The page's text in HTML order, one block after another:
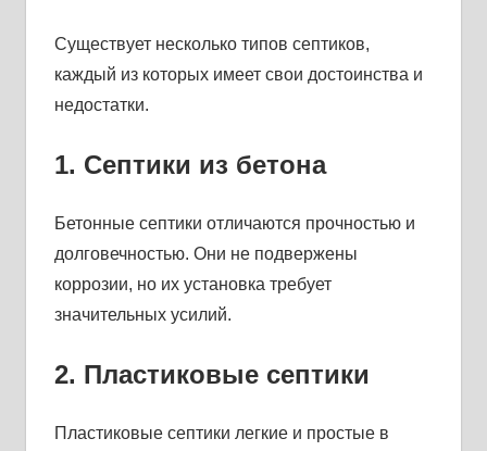
Существует несколько типов септиков,
каждый из которых имеет свои достоинства и
недостатки.
1. Септики из бетона
Бетонные септики отличаются прочностью и
долговечностью. Они не подвержены
коррозии, но их установка требует
значительных усилий.
2. Пластиковые септики
Пластиковые септики легкие и простые в